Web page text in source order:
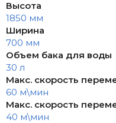
Высота
1850 мм
Ширина
700 мм
Объем бака для воды
30 л
Макс. скорость
60 м\мин
Макс. скорость
40 м\мин